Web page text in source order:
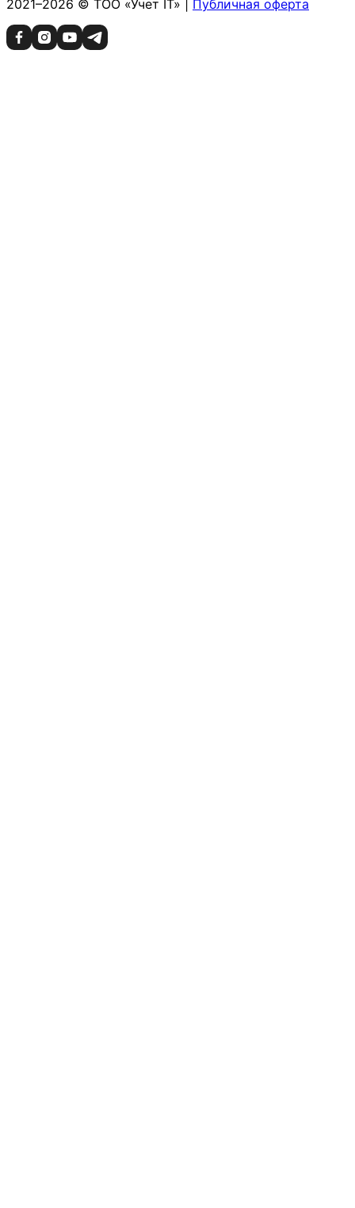
2021–2026 © ТОО «Учет IT» | Публичная оферта